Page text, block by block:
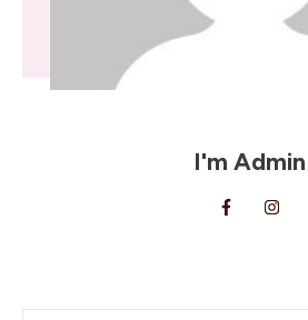
I'm Admin